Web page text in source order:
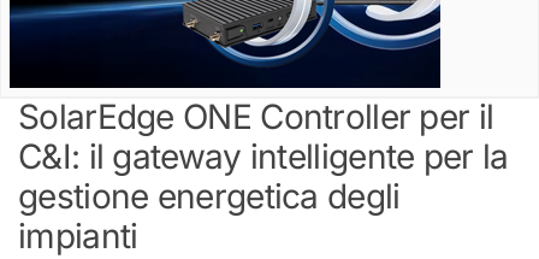
SolarEdge ONE Controller per il
C&I: il gateway intelligente per la
gestione energetica degli
impianti